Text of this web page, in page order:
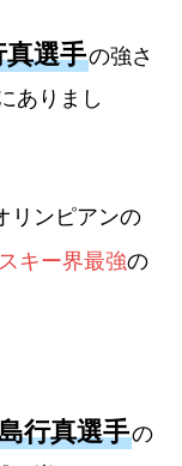
真選手の強さ
ありまし
リンピアンの
スキー界最強の
行真選手の